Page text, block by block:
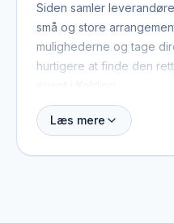
Siden samler
små og store
mulighederne og tage
hurtigere at finde den
Når du booker djs i
Læs mere